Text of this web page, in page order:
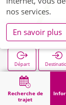
Recherche de
trajet
Départ
Démarrage
nos services.
En savoir plus